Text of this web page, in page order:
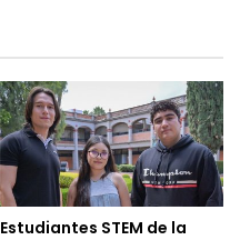
Estudiantes STEM de la